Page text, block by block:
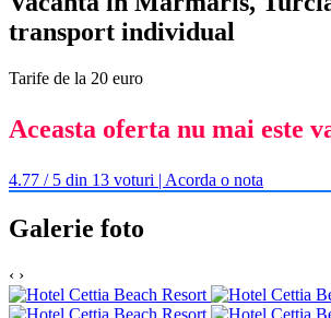
transport individual
Tarife de la 20 euro
Aceasta oferta nu mai este
4.77 / 5 din 13 voturi | Acorda o nota
Galerie foto
‹ ›